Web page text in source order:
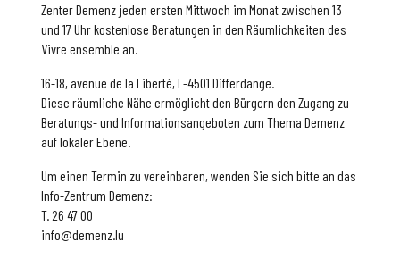
Zenter Demenz jeden ersten Mittwoch im Monat zwischen 13
und 17 Uhr kostenlose Beratungen in den Räumlichkeiten des
Vivre ensemble an.
16-18, avenue de la Liberté, L-4501 Differdange.
Diese räumliche Nähe ermöglicht den Bürgern den Zugang zu
Beratungs- und Informationsangeboten zum Thema Demenz
auf lokaler Ebene.
Um einen Termin zu vereinbaren, wenden Sie sich bitte an das
Info-Zentrum Demenz:
T. 26 47 00
info@demenz.lu